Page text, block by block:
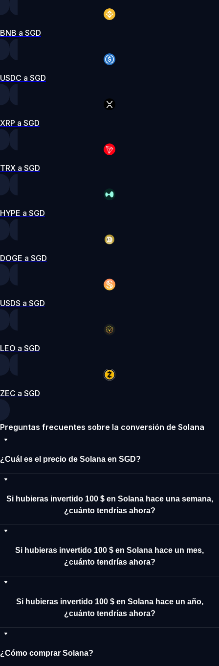
BNB a SGD
USDC a SGD
XRP a SGD
TRX a SGD
HYPE a SGD
DOGE a SGD
USDS a SGD
LEO a SGD
ZEC a SGD
Preguntas frecuentes sobre la conversión de Solana
¿Cuál es el precio de Solana en SGD?
Si hubieras invertido 100 $ en Solana hace una semana,
¿cuánto tendrías ahora?
Si hubieras invertido 100 $ en Solana hace un mes,
¿cuánto tendrías ahora?
Si hubieras invertido 100 $ en Solana hace un año,
¿cuánto tendrías ahora?
¿Cómo comprar Solana?